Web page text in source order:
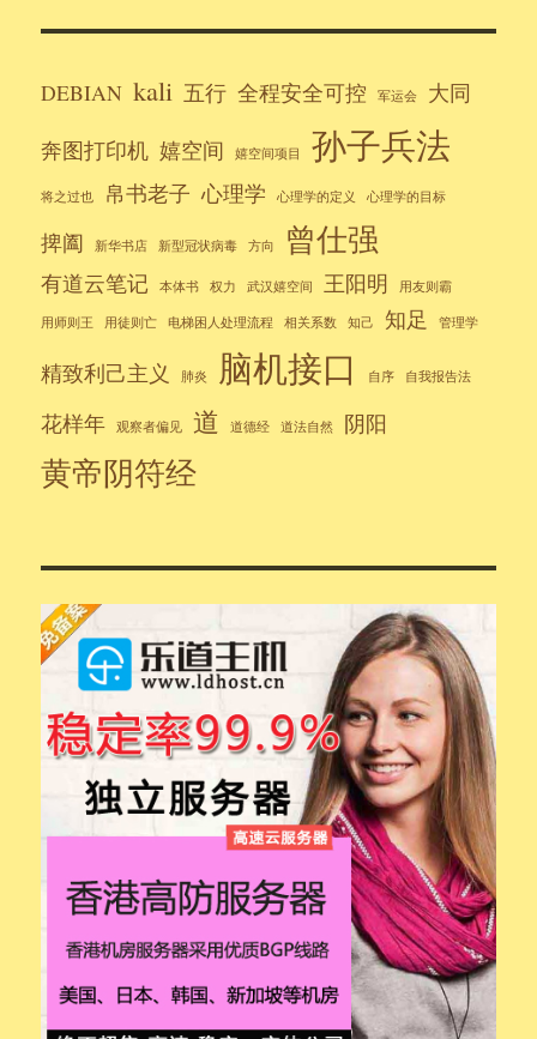
DEBIAN kali 五行 全程安全可控 军运会
大同
奔图打印机 嬉空间 嬉空间项目 孙子兵法
将之过也 帛书老子 心理学 心理学的定义 心理学的目标
捭阖 新华书店 新型冠状病毒 方向 曾仕强
有道云笔记 本体书 权力 武汉嬉空间 王阳明 用友则霸
用师则王 用徒则亡 电梯困人处理流程 相关系数 知己 知足 管理学
精致利己主义 肺炎 脑机接口 自序 自我报告法
花样年 观察者偏见 道 道德经 道法自然 阴阳
黄帝阴符经